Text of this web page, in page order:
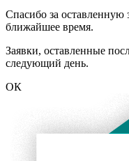
Спасибо за
ближайшее время.
Заявки, оставленные
следующий день.
ОК